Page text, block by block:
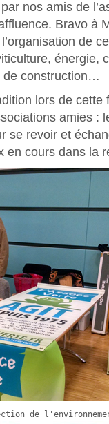
nos amis de
Bravo à
de
énergie,
de construction…
lors de cette
amies :
se revoir et
en cours dans la
de